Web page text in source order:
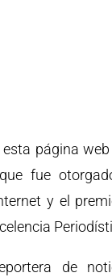
página
fue
y el
de